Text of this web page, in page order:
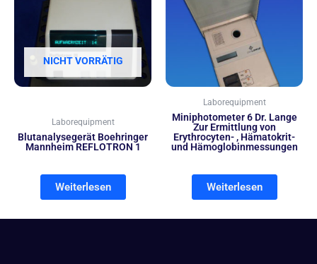
NICHT VORRÄTIG
Laborequipment
Blutanalysegerät Boehringer
Mannheim REFLOTRON 1
Weiterlesen
Laborequipment
Miniphotometer 6 Dr. Lange
Zur Ermittlung von
Erythrocyten- , Hämatokrit-
und Hämoglobinmessungen
Weiterlesen